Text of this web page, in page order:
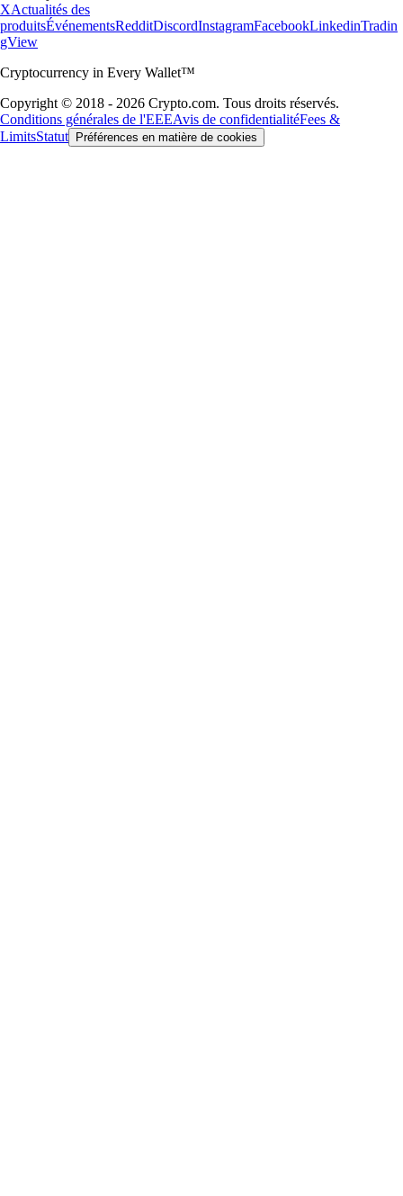
XActualités des
produitsÉvénementsRedditDiscordInstagramFacebookLinkedinTradin
gView
Cryptocurrency in Every Wallet™
Copyright © 2018 - 2026 Crypto.com. Tous droits réservés.
Conditions générales de l'EEEAvis de confidentialitéFees &
LimitsStatut Préférences en matière de cookies